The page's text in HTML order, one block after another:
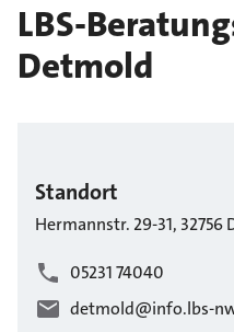
LBS-
Detmold
Standort
Hermannstr. 29-31, 32756
05231 74040
detmold@info.lbs-